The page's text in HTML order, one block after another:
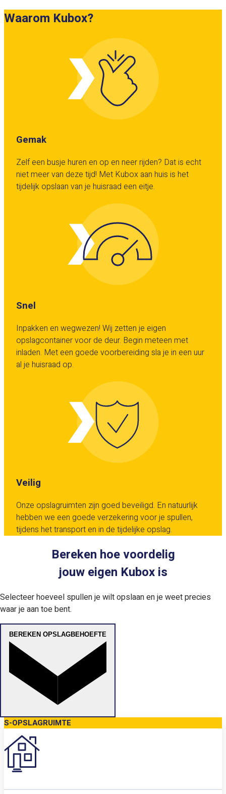
Waarom Kubox?
Gemak
Zelf een busje huren en op en neer rijden? Dat is echt
niet meer van deze tijd! Met Kubox aan huis is het
tijdelijk opslaan van je huisraad een eitje.
Snel
Inpakken en wegwezen! Wij zetten je eigen
opslagcontainer voor de deur. Begin meteen met
inladen. Met een goede voorbereiding sla je in een uur
al je huisraad op.
Veilig
Onze opslagruimten zijn goed beveiligd. En natuurlijk
hebben we een goede verzekering voor je spullen,
tijdens het transport en in de tijdelijke opslag.
Bereken hoe voordelig
jouw eigen Kubox is
Selecteer hoeveel spullen je wilt opslaan en je weet precies
waar je aan toe bent.
BEREKEN OPSLAGBEHOEFTE
S-OPSLAGRUIMTE